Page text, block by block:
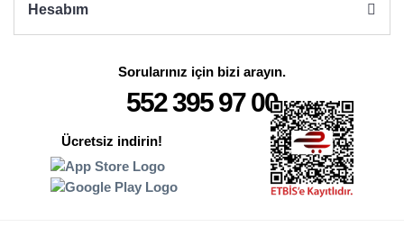
Hesabım
Sorularınız için bizi arayın.
552 395 97 00
Ücretsiz indirin!